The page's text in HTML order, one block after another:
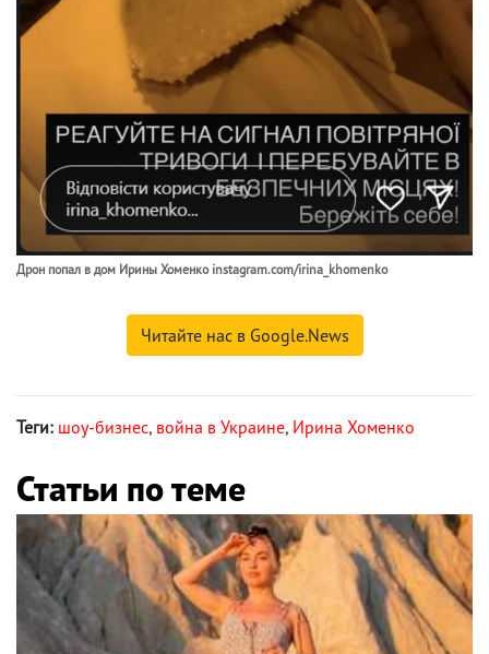
Дрон попал в дом Ирины Хоменко instagram.com/irina_khomenko
Читайте нас в Google.News
Теги: шоу-бизнес, война в Украине, Ирина Хоменко
Статьи по теме